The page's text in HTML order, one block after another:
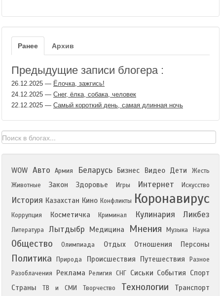
Ранее Архив
Предыдущие записи блогера :
26.12.2025 — Ёлочка, зажгись!
24.12.2025 — Снег, ёлка, собака, человек
22.12.2025 — Самый короткий день, самая длинная ночь
WOW Авто Армия Беларусь Бизнес Видео Дети
Жесть
Животные
Закон Здоровье Игры Интернет Искусство
История Казахстан Кино Конфликты Коронавирус
Коррупция Косметичка Криминал Кулинария Ликбез
Литература Лытдыбр Медицина Мнения Музыка Наука
Общество Олимпиада Отдых Отношения Персоны
Политика Природа Происшествия Путешествия
Разное
Разоблачения
Реклама Религия СНГ Сиськи События Спорт
Страны
ТВ и СМИ Творчество Технологии Транспорт